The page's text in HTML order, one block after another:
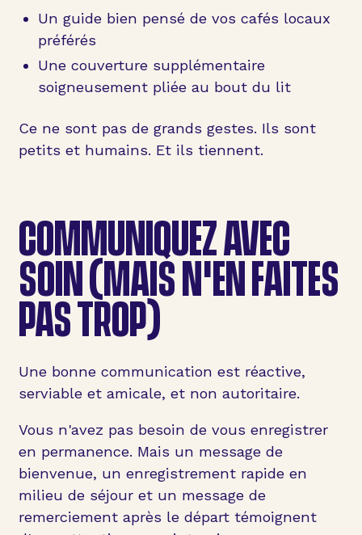
Un guide bien pensé de vos cafés locaux
préférés
Une couverture supplémentaire
soigneusement pliée au bout du lit
Ce ne sont pas de grands gestes. Ils sont
petits et humains. Et ils tiennent.
COMMUNIQUEZ AVEC
SOIN (MAIS N'EN FAITES
PAS TROP)
Une bonne communication est réactive,
serviable et amicale, et non autoritaire.
Vous n'avez pas besoin de vous enregistrer
en permanence. Mais un message de
bienvenue, un enregistrement rapide en
milieu de séjour et un message de
remerciement après le départ témoignent